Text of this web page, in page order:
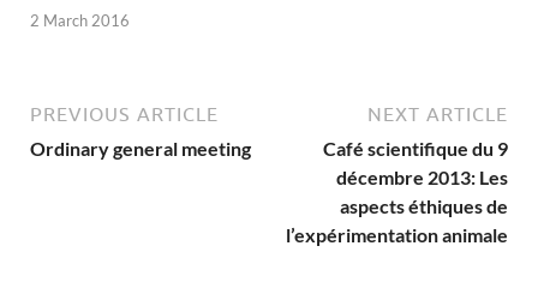
2 March 2016
PREVIOUS ARTICLE
Ordinary general meeting
NEXT ARTICLE
Café scientifique du 9
décembre 2013: Les
aspects éthiques de
l’expérimentation animale